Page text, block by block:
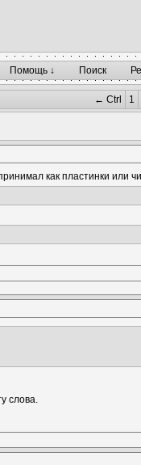
Помощь ↓ Поиск
← Ctrl 1
как пластинки или
слова.